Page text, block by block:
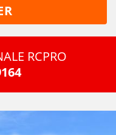
RCPRO